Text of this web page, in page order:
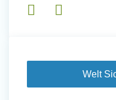
Welt